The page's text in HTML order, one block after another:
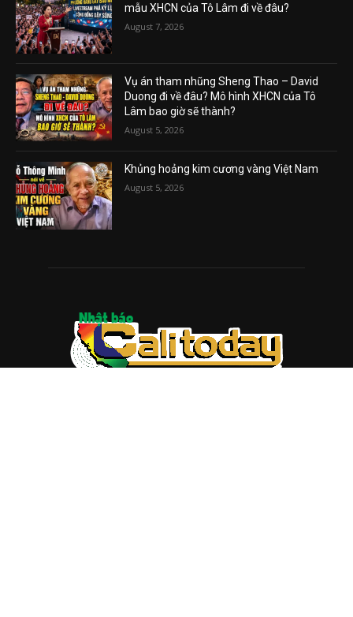
mẫu XHCN của Tô Lâm đi về đâu?
August 7, 2026
Vụ án tham nhũng Sheng Thao – David
Duong đi về đâu? Mô hình XHCN của Tô
Lâm bao giờ sẽ thành?
August 5, 2026
Khủng hoảng kim cương vàng Việt Nam
August 5, 2026